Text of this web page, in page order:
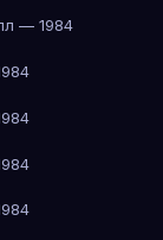
— 1984